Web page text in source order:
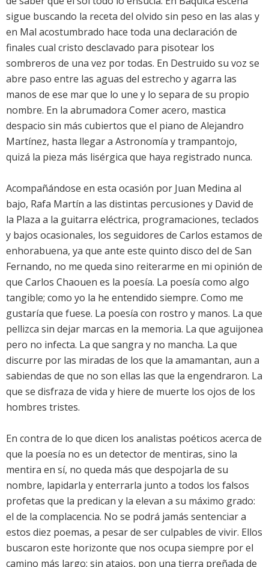
sigue buscando la receta del olvido sin peso en las alas y
en Mal acostumbrado hace toda una declaración de
finales cual cristo desclavado para pisotear los
sombreros de una vez por todas. En Destruido su voz se
abre paso entre las aguas del estrecho y agarra las
manos de ese mar que lo une y lo separa de su propio
nombre. En la abrumadora Comer acero, mastica
despacio sin más cubiertos que el piano de Alejandro
Martínez, hasta llegar a Astronomía y trampantojo,
quizá la pieza más lisérgica que haya registrado nunca.
Acompañándose en esta ocasión por Juan Medina al
bajo, Rafa Martín a las distintas percusiones y David de
la Plaza a la guitarra eléctrica, programaciones, teclados
y bajos ocasionales, los seguidores de Carlos estamos de
enhorabuena, ya que ante este quinto disco del de San
Fernando, no me queda sino reiterarme en mi opinión de
que Carlos Chaouen es la poesía. La poesía como algo
tangible; como yo la he entendido siempre. Como me
gustaría que fuese. La poesía con rostro y manos. La que
pellizca sin dejar marcas en la memoria. La que aguijonea
pero no infecta. La que sangra y no mancha. La que
discurre por las miradas de los que la amamantan, aun a
sabiendas de que no son ellas las que la engendraron. La
que se disfraza de vida y hiere de muerte los ojos de los
hombres tristes.
En contra de lo que dicen los analistas poéticos acerca de
que la poesía no es un detector de mentiras, sino la
mentira en sí, no queda más que despojarla de su
nombre, lapidarla y enterrarla junto a todos los falsos
profetas que la predican y la elevan a su máximo grado:
el de la complacencia. No se podrá jamás sentenciar a
estos diez poemas, a pesar de ser culpables de vivir. Ellos
buscaron este horizonte que nos ocupa siempre por el
camino más largo; sin atajos, pon una tierra preñada de